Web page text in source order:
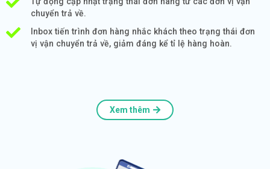
chuyển trả về.
Inbox tiến trình đơn hàng nhắc khách theo trạng thái đơn
vị vận chuyển trả về, giảm đáng kể tỉ lệ hàng hoàn.
Xem thêm